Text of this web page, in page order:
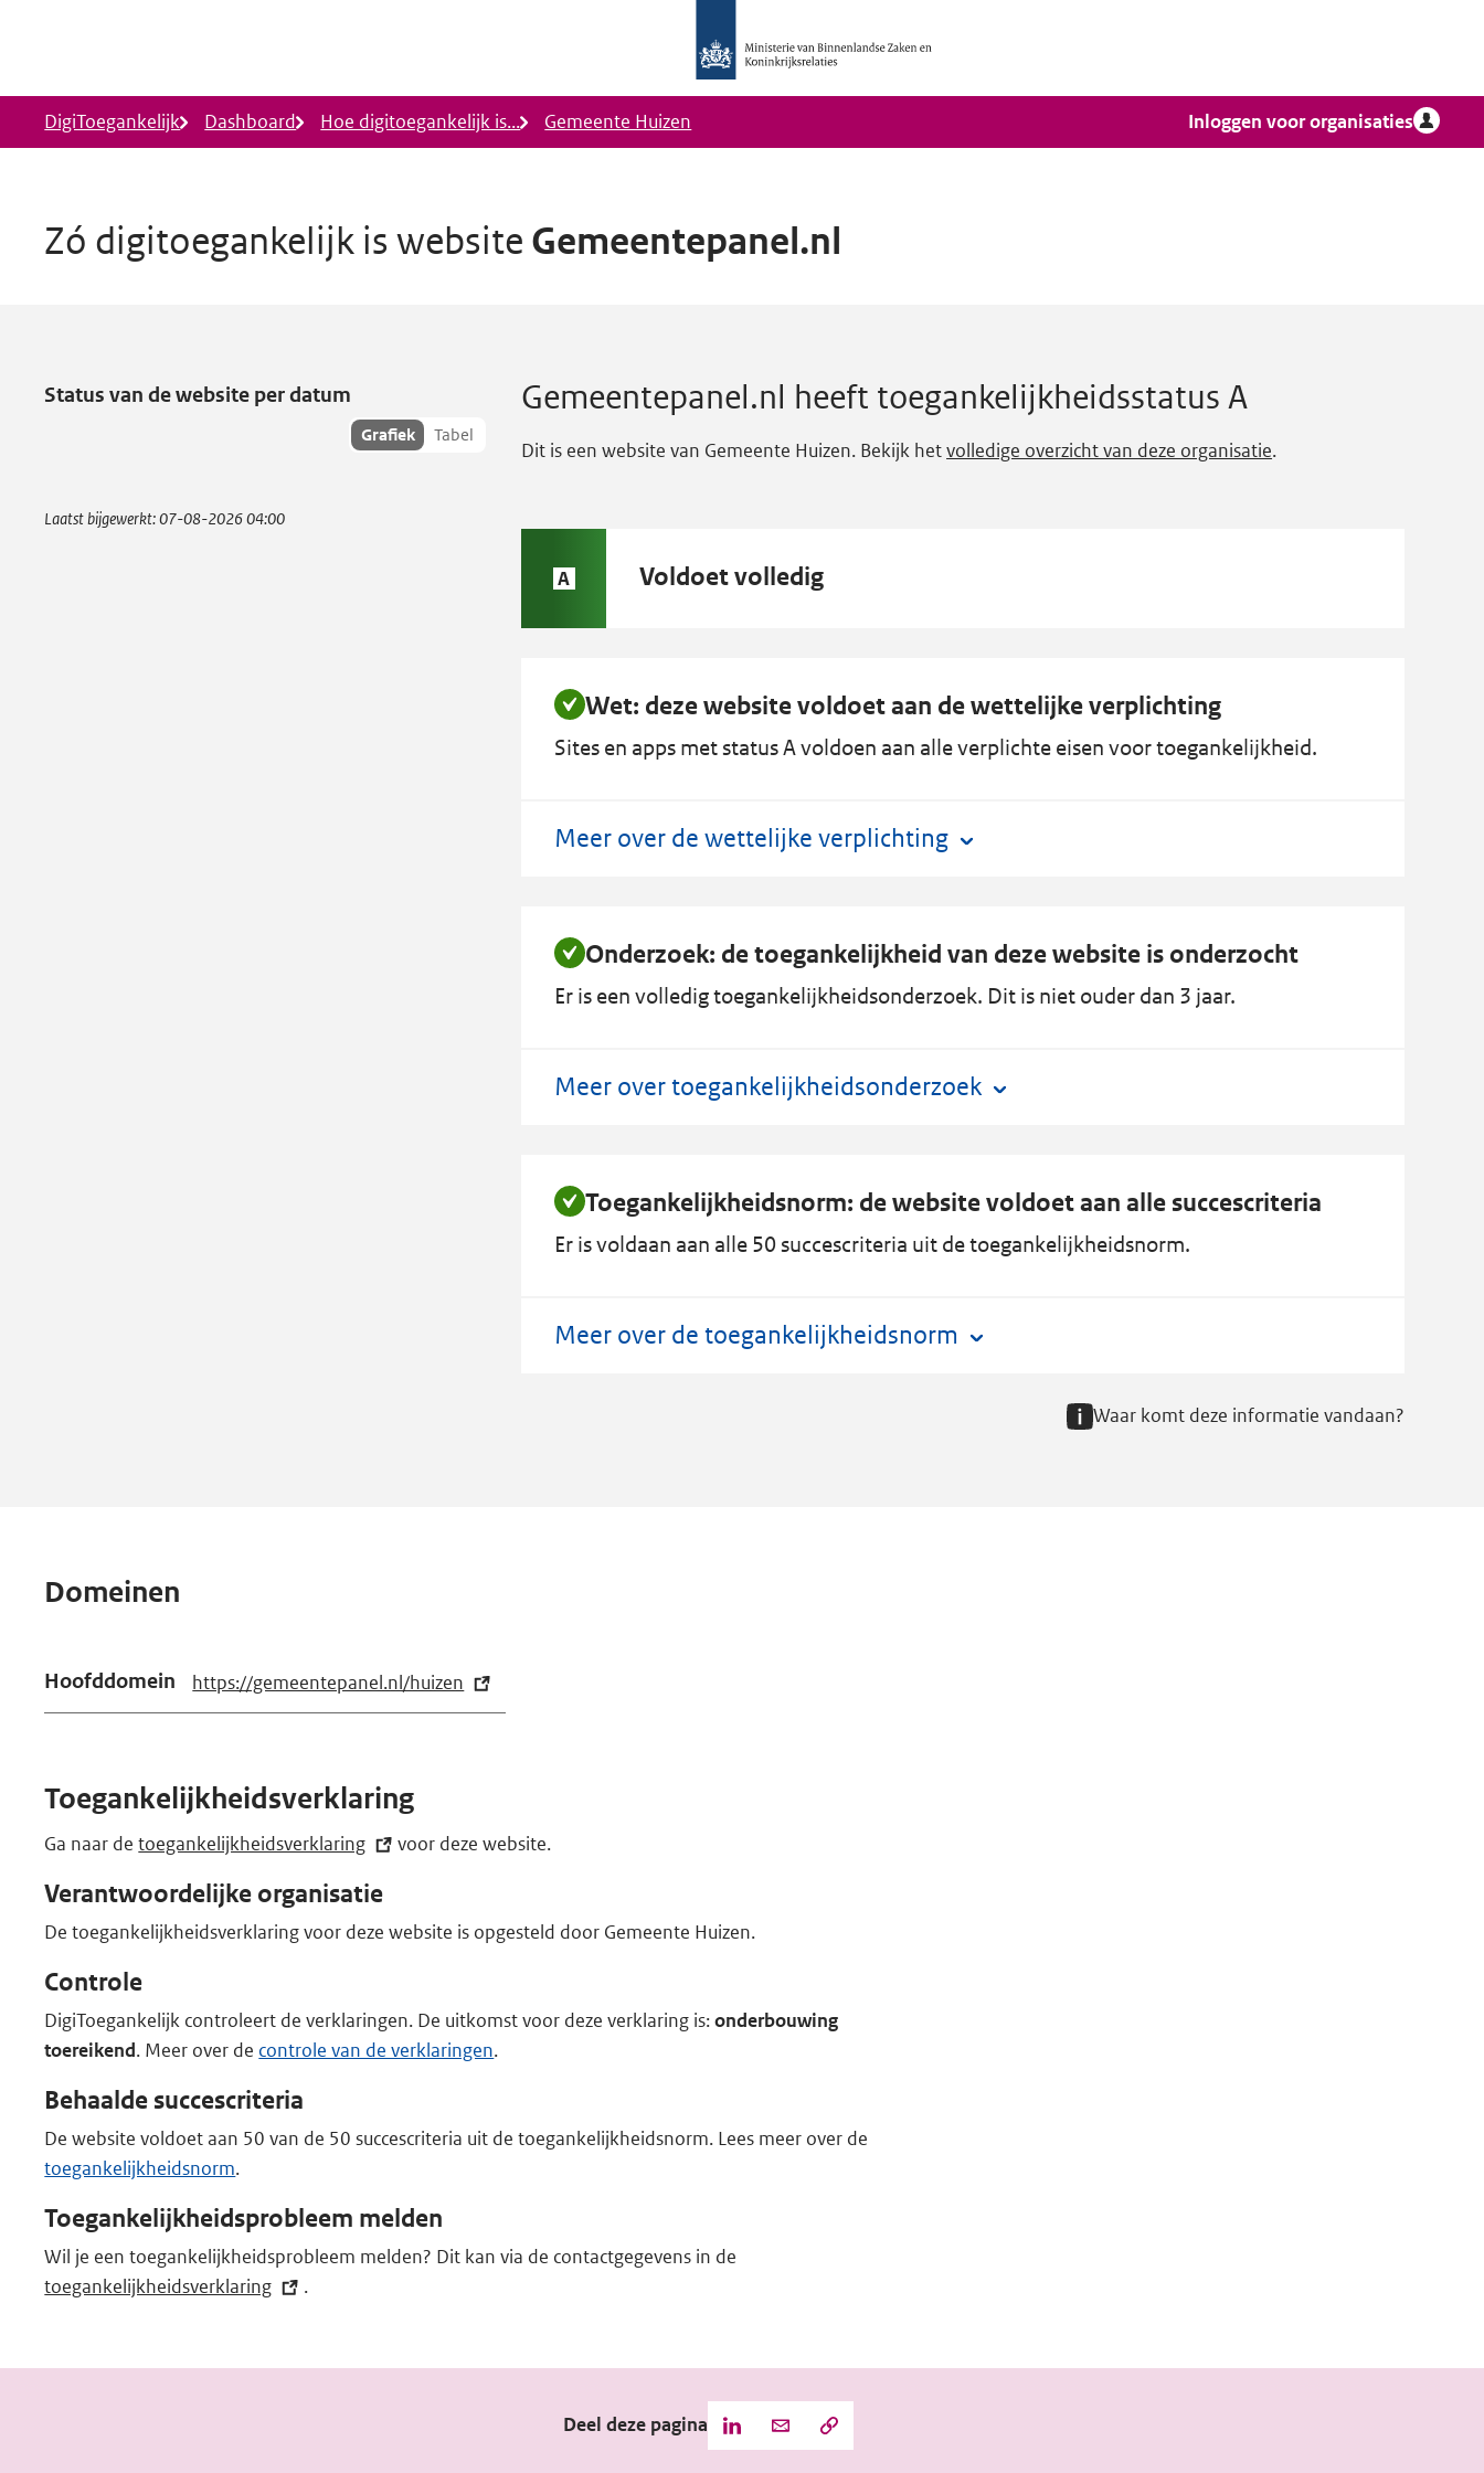
Ministerie
van
DigiToegankelijk
DigiToegankelijk Dashboard Hoe digitoegankelijk is... Gemeente Huizen Inloggen voor organisaties
Zó digitoegankelijk is website Gemeentepanel.nl
Gemeentepanel.nlheeft toegankelijkheidsstatus A.
Status van de website per datum
Toon
Grafiek Tabel
Laatst bijgewerkt:07-08-2026 04:00
Gemeentepanel.nl heeft toegankelijkheidsstatus A
Dit is een website van Gemeente Huizen. Bekijk hetvolledige overzicht van deze organisatie.
Status
Voldoet volledig
A
Wet: deze website voldoet aan de wettelijke verplichting
Sites en apps met status A voldoen aan alle verplichte eisen voor toegankelijkheid.
Meer over de wettelijke verplichting
Onderzoek: de toegankelijkheid van deze website is onderzocht
Er is een volledig toegankelijkheidsonderzoek. Dit is niet ouder dan 3 jaar.
Meer over toegankelijkheidsonderzoek
Toegankelijkheidsnorm: de website voldoet aan alle succescriteria
Er is voldaan aan alle 50 succescriteria uit de toegankelijkheidsnorm.
Meer over de toegankelijkheidsnorm
Waar komt deze informatie vandaan?
Domeinen
Hoofddomein https://gemeentepanel.nl/huizen (e
x
Toegankelijkheidsverklaring
Ga naar detoegankelijkheidsverklaring (externe
voor deze website.
Verantwoordelijke organisatie
De toegankelijkheidsverklaring voor deze website is opgesteld door Gemeente Huizen.
Controle
DigiToegankelijk controleert de verklaringen. De uitkomst voor deze verklaring is:onderbouwing
toereikend. Meer over de controle van de verklaringen.
Behaalde succescriteria
De website voldoet aan 50 van de 50 succescriteria uit de toegankelijkheidsnorm. Lees meer over de
toegankelijkheidsnorm.
Toegankelijkheidsprobleem melden
Wil je een toegankelijkheidsprobleem melden? Dit kan via de contactgegevens in de
toegankelijkheidsverklaring (externe
.
Deel deze pagina
Deel
Deel
Kopieer
de